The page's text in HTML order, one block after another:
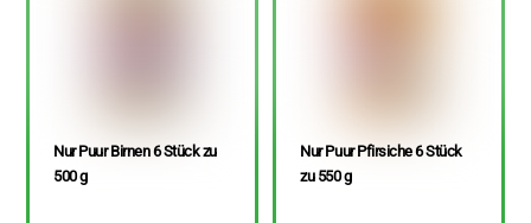
Nur Puur Birnen 6 Stück zu
500 g
Nur Puur Pfirsiche 6 Stück
zu 550 g